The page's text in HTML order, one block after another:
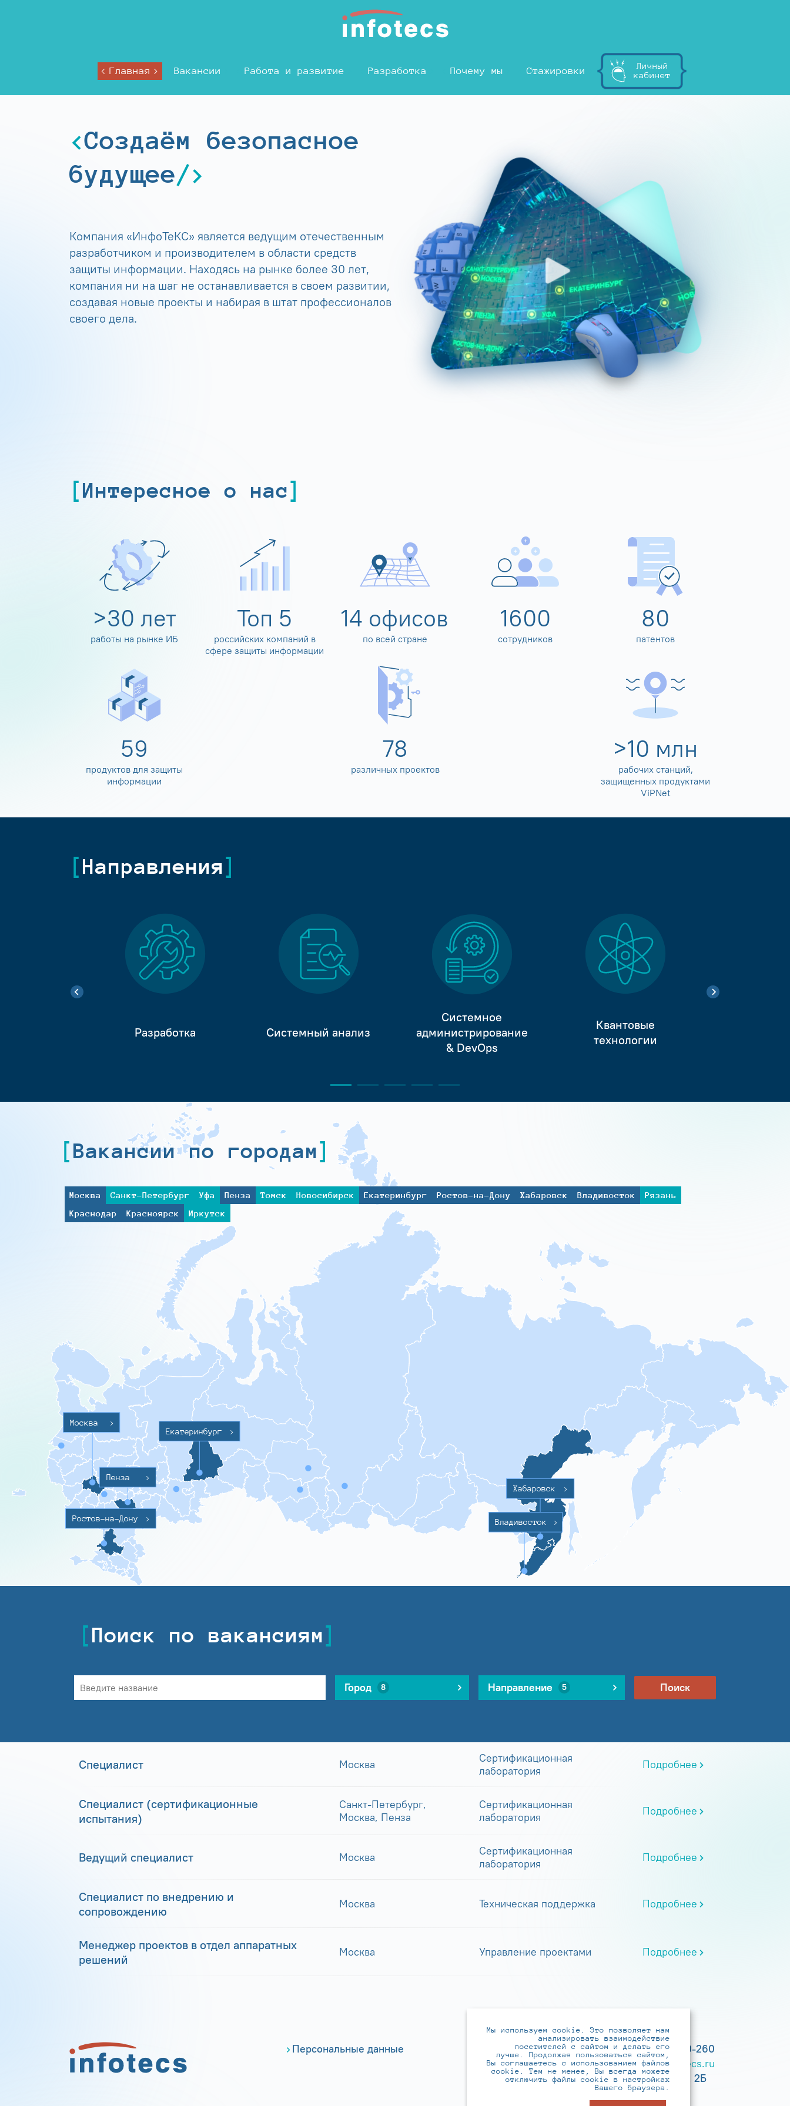
Главная Вакансии Работа и развитие Разработка Почему мы Стажировки
Личный
кабинет
Создаём безопасное
будущее
Компания «ИнфоТеКС» является ведущим отечественным
разработчиком и производителем в области средств
защиты информации. Находясь на рынке более 30 лет,
компания ни на шаг не останавливается в своем развитии,
создавая новые проекты и набирая в штат профессионалов
своего дела.
Интересное о нас
>30 лет
работы на рынке ИБ
Топ 5
российских компаний в
сфере защиты информации
14 офисов
по всей стране
1600
сотрудников
80
патентов
60
продуктов для защиты
информации
80
различных проектов
>10 млн
рабочих станций,
защищенных продуктами
ViPNet
Направления
Разработка Системный анализ
Системное
администрирование
& DevOps
Квантовые
технологии
Вакансии по городам
Москва Санкт-Петербург Уфа Пенза Томск Новосибирск Екатеринбург Ростов-на-Дону Хабаровск Владивосток
Рязань
Краснодар
Красноярск Иркутск
Москва >
Ростов-на-Дону >
Пенза >
Екатеринбург >
Хабаровск >
Владивосток >
Поиск по вакансиям
Город 8 Направление 5 Поиск
Специалист Москва
Сертификационная
лаборатория
Подробнее
Специалист (сертификационные
испытания)
Санкт-Петербург,
Москва, Пенза
Сертификационная
лаборатория
Подробнее
Ведущий специалист Москва
Сертификационная
лаборатория
Подробнее
Специалист по внедрению и
сопровождению
Москва Техническая поддержка Подробнее
Менеджер проектов в отдел аппаратных
решений
Москва Управление проектами Подробнее
Персональные данные
+7 (495) 737-6192, 8-800-250-0-260
practice@infotecs.ru ,hr@infotecs.ru
127273, г. Москва, Отрадная ул., 2Б
Мы используем cookie. Это позволяет нам
анализировать взаимодействие
посетителей с сайтом и делать его
лучше. Продолжая пользоваться сайтом,
Вы соглашаетесь с использованием файлов
cookie. Тем не менее, Вы всегда можете
отключить файлы cookie в настройках
Вашего браузера.